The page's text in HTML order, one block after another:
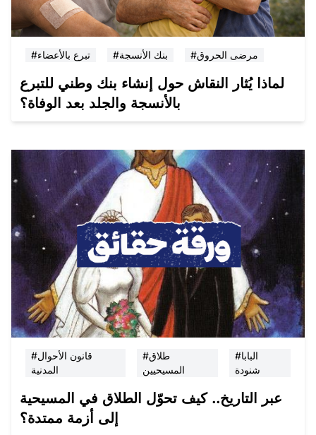
#تبرع بالأعضاء #بنك الأنسجة #مرضى الحروق
لماذا يُثار النقاش حول إنشاء بنك وطني للتبرع
بالأنسجة والجلد بعد الوفاة؟
#قانون الأحوال
المدنية
#طلاق
المسيحيين
#البابا
شنودة
عبر التاريخ.. كيف تحوّل الطلاق في المسيحية
إلى أزمة ممتدة؟